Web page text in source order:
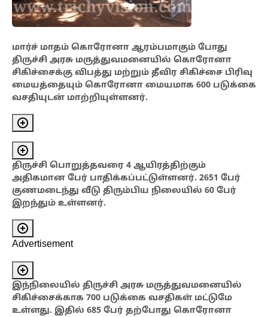
மார்ச் மாதம் கொரோனா ஆரம்பமாகும் போது
திருச்சி அரசு மருத்துவமனையில் கொரோனா
சிகிச்சைக்கு விபத்து மற்றும் தீவிர சிகிச்சை பிரிவு
மையத்தையும் கொரோனா மையமாக 600 படுக்கை
வசதியுடன் மாற்றியுள்ளனர்.
திருச்சி பொறுத்தவரை 4 ஆயிரத்திற்கும்
அதிகமான பேர் பாதிக்கப்பட்டுள்ளனர். 2651 பேர்
குணமடைந்து வீடு திரும்பிய நிலையில் 60 பேர்
இறந்தும் உள்ளனர்.
Advertisement
இந்நிலையில் திருச்சி அரசு மருத்துவமனையில்
சிகிச்சைக்காக 700 படுக்கை வசதிகள் மட்டுமே
உள்ளது. இதில் 685 பேர் தற்போது கொரோனா